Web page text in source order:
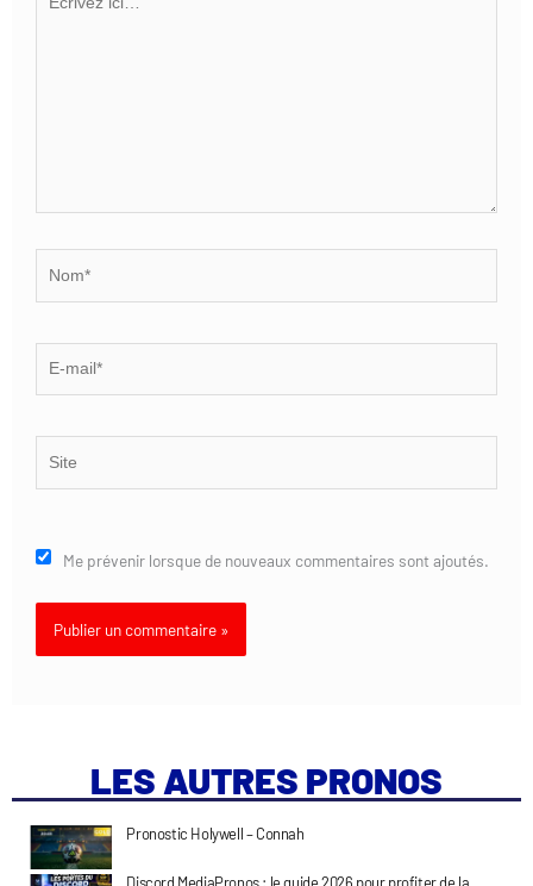
ici…
mail*
Me prévenir lorsque de nouveaux commentaires sont ajoutés.
LES AUTRES PRONOS
Pronostic Holywell – Connah